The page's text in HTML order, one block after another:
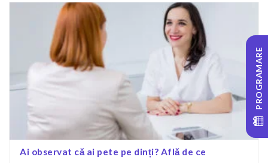
Ai observat că ai pete pe dinți? Află de ce
PROGRAMARE